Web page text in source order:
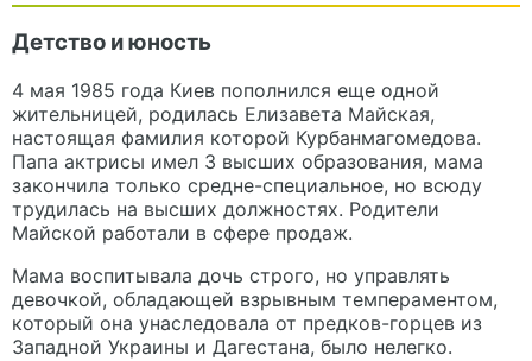
Детство и юность
4 мая 1985 года Киев пополнился еще одной
жительницей, родилась Елизавета Майская,
настоящая фамилия которой Курбанмагомедова.
Папа актрисы имел 3 высших образования, мама
закончила только средне-специальное, но всюду
трудилась на высших должностях. Родители
Майской работали в сфере продаж.
Мама воспитывала дочь строго, но управлять
девочкой, обладающей взрывным темпераментом,
который она унаследовала от предков-горцев из
Западной Украины и Дагестана, было нелегко.